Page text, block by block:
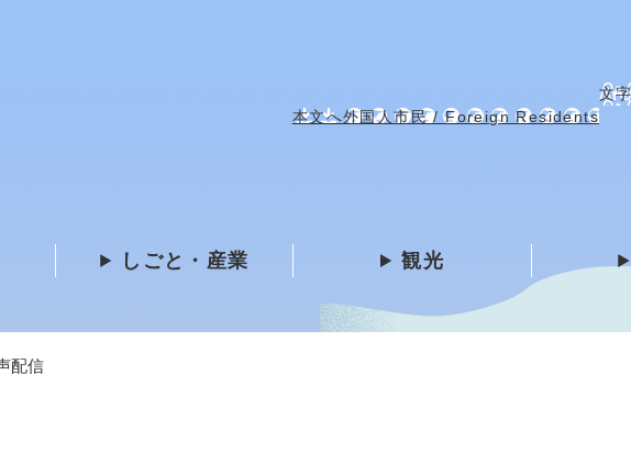
本文へ外国人市民 / Foreign Residents
文
しごと・産業 観光
配信